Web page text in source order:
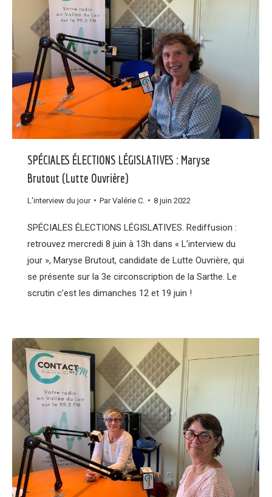
SPÉCIALES ÉLECTIONS LÉGISLATIVES : Maryse
Brutout (Lutte Ouvrière)
L'interview du jour ParValérie C. 8 juin 2022
SPÉCIALES ÉLECTIONS LÉGISLATIVES. Rediffusion :
retrouvez mercredi 8 juin à 13h dans « L’interview du
jour », Maryse Brutout, candidate de Lutte Ouvrière, qui
se présente sur la 3e circonscription de la Sarthe. Le
scrutin c’est les dimanches 12 et 19 juin !